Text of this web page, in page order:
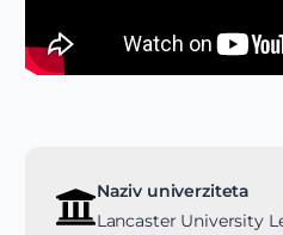
Naziv univerziteta
Lancaster University